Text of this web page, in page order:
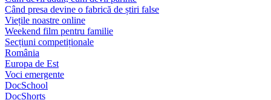
Când presa devine o fabrică de știri false
Viețile noastre online
Weekend film pentru familie
Secțiuni competiționale
România
Europa de Est
Voci emergente
DocSchool
DocShorts